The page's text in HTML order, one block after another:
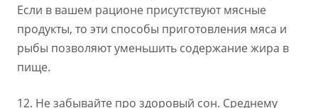
Если в вашем рационе присутствуют мясные
продукты, то эти способы приготовления мяса и
рыбы позволяют уменьшить содержание жира в
пище.
12. Не забывайте про здоровый сон. Среднему